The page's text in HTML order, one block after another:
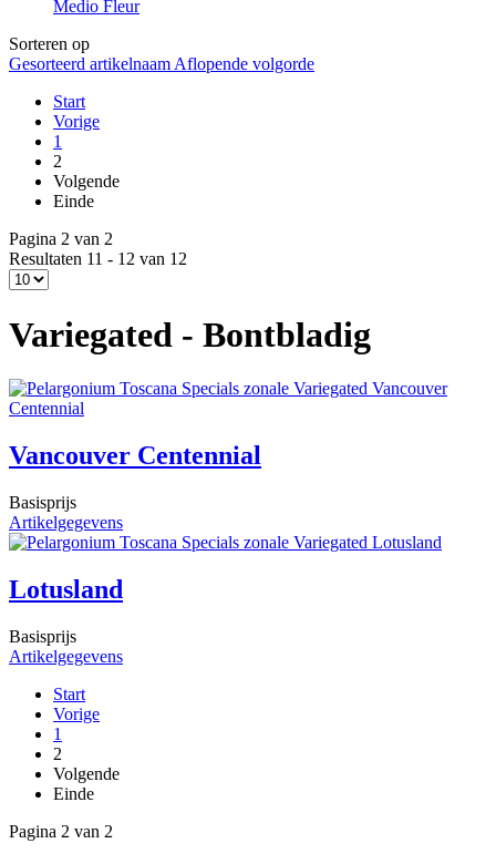
Medio Fleur
Sorteren op
Gesorteerd artikelnaam Aflopende volgorde
Start
Vorige
1
2
Volgende
Einde
Pagina 2 van 2
Resultaten 11 - 12 van 12
Variegated - Bontbladig
Vancouver Centennial
Basisprijs
Artikelgegevens
Lotusland
Basisprijs
Artikelgegevens
Start
Vorige
1
2
Volgende
Einde
Pagina 2 van 2